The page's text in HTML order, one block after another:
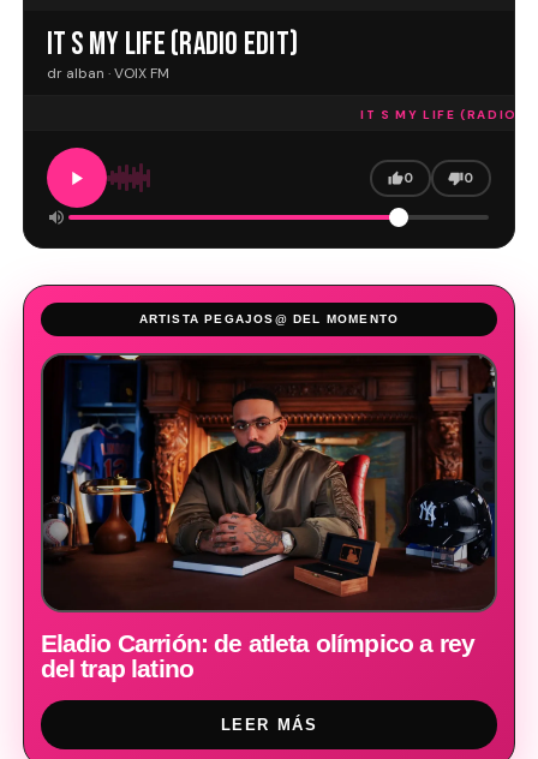
IT S MY LIFE (RADIO EDIT)
dr alban · VOIX FM
IT S MY LIFE (RADIO
0 0
ARTISTA PEGAJOS@ DEL MOMENTO
Eladio Carrión: de atleta olímpico a rey
del trap latino
LEER MÁS